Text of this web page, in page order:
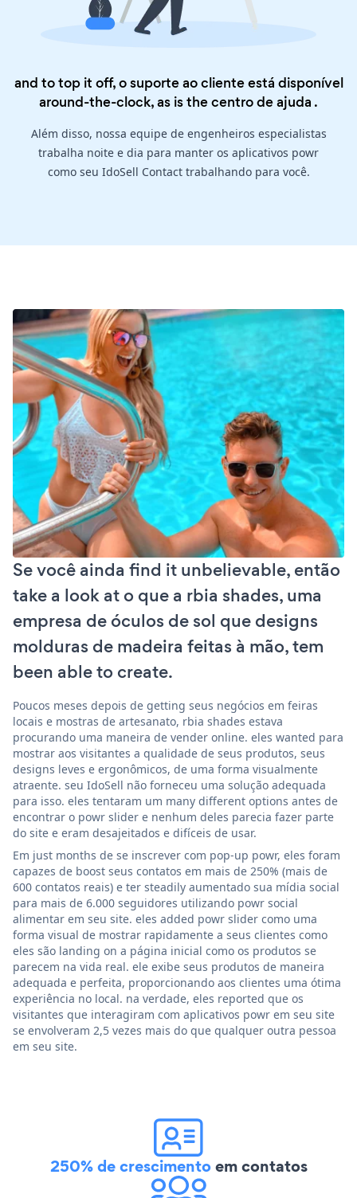
and to top it off, o suporte ao cliente está disponível
around-the-clock, as is thecentro de ajuda .
Além disso, nossa equipe de engenheiros especialistas
trabalha noite e dia para manter os aplicativos powr
como seu IdoSell Contact trabalhando para você.
Se você ainda find it unbelievable, então
take a look at o que a rbia shades, uma
empresa de óculos de sol que designs
molduras de madeira feitas à mão, tem
been able to create.
Poucos meses depois de getting seus negócios em feiras
locais e mostras de artesanato, rbia shades estava
procurando uma maneira de vender online. eles wanted para
mostrar aos visitantes a qualidade de seus produtos, seus
designs leves e ergonômicos, de uma forma visualmente
atraente. seu IdoSell não forneceu uma solução adequada
para isso. eles tentaram um many different options antes de
encontrar o powr slider e nenhum deles parecia fazer parte
do site e eram desajeitados e difíceis de usar.
Em just months de se inscrever com pop-up powr, eles foram
capazes de boost seus contatos em mais de 250% (mais de
600 contatos reais) e ter steadily aumentado sua mídia social
para mais de 6.000 seguidores utilizando powr social
alimentar em seu site. eles added powr slider como uma
forma visual de mostrar rapidamente a seus clientes como
eles são landing on a página inicial como os produtos se
parecem na vida real. ele exibe seus produtos de maneira
adequada e perfeita, proporcionando aos clientes uma ótima
experiência no local. na verdade, eles reported que os
visitantes que interagiram com aplicativos powr em seu site
se envolveram 2,5 vezes mais do que qualquer outra pessoa
em seu site.
250% de crescimentoem contatos